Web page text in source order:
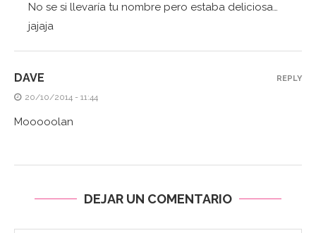
No se si llevaría tu nombre pero estaba deliciosa…
jajaja
DAVE
20/10/2014 - 11:44
Mooooolan
REPLY
DEJAR UN COMENTARIO